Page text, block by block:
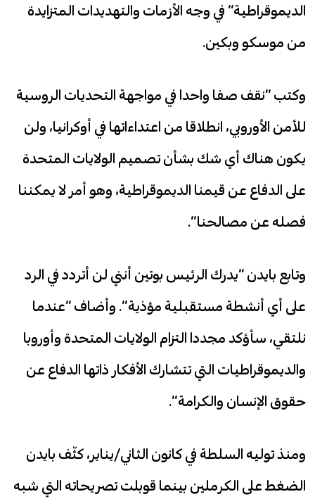
الديموقراطية” في وجه الأزمات والتهديدات المتزايدة
من موسكو وبكين.
وكتب “نقف صفا واحدا في مواجهة التحديات الروسية
للأمن الأوروبي، انطلاقا من اعتداءاتها في أوكرانيا، ولن
يكون هناك أي شك بشأن تصميم الولايات المتحدة
على الدفاع عن قيمنا الديموقراطية، وهو أمر لا يمكننا
فصله عن مصالحنا”.
وتابع بايدن “يدرك الرئيس بوتين أنني لن أتردد في الرد
على أي أنشطة مستقبلية مؤذية”. وأضاف “عندما
نلتقي، سأؤكد مجددا التزام الولايات المتحدة وأوروبا
والديموقراطيات التي تتشارك الأفكار ذاتها الدفاع عن
حقوق الإنسان والكرامة”.
ومنذ توليه السلطة في كانون الثاني/يناير، كثّف بايدن
الضغط على الكرملين بينما قوبلت تصريحاته التي شبه